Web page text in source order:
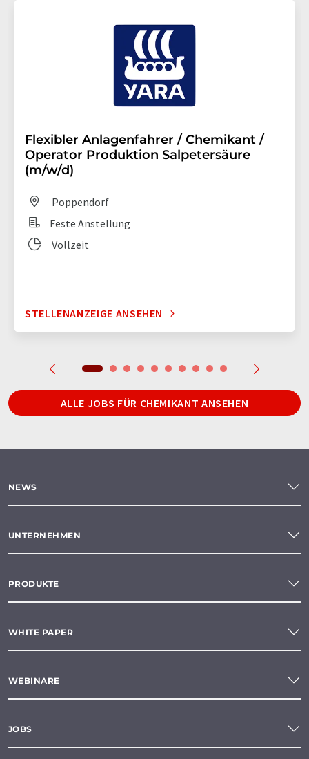
Flexibler Anlagenfahrer / Chemikant /
Operator Produktion Salpetersäure
(m/w/d)
Poppendorf
Feste Anstellung
Vollzeit
STELLENANZEIGE ANSEHEN
ALLE JOBS FÜR CHEMIKANT ANSEHEN
NEWS
UNTERNEHMEN
PRODUKTE
WHITE PAPER
WEBINARE
JOBS